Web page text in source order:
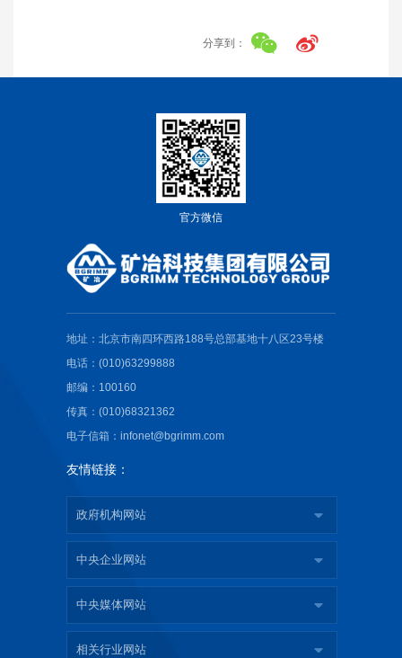
分享到：
官方微信
地址：北京市南四环西路188号总部基地十八区23号楼
电话：(010)63299888
邮编：100160
传真：(010)68321362
电子信箱：infonet@bgrimm.com
友情链接：
政府机构网站
中央企业网站
中央媒体网站
相关行业网站